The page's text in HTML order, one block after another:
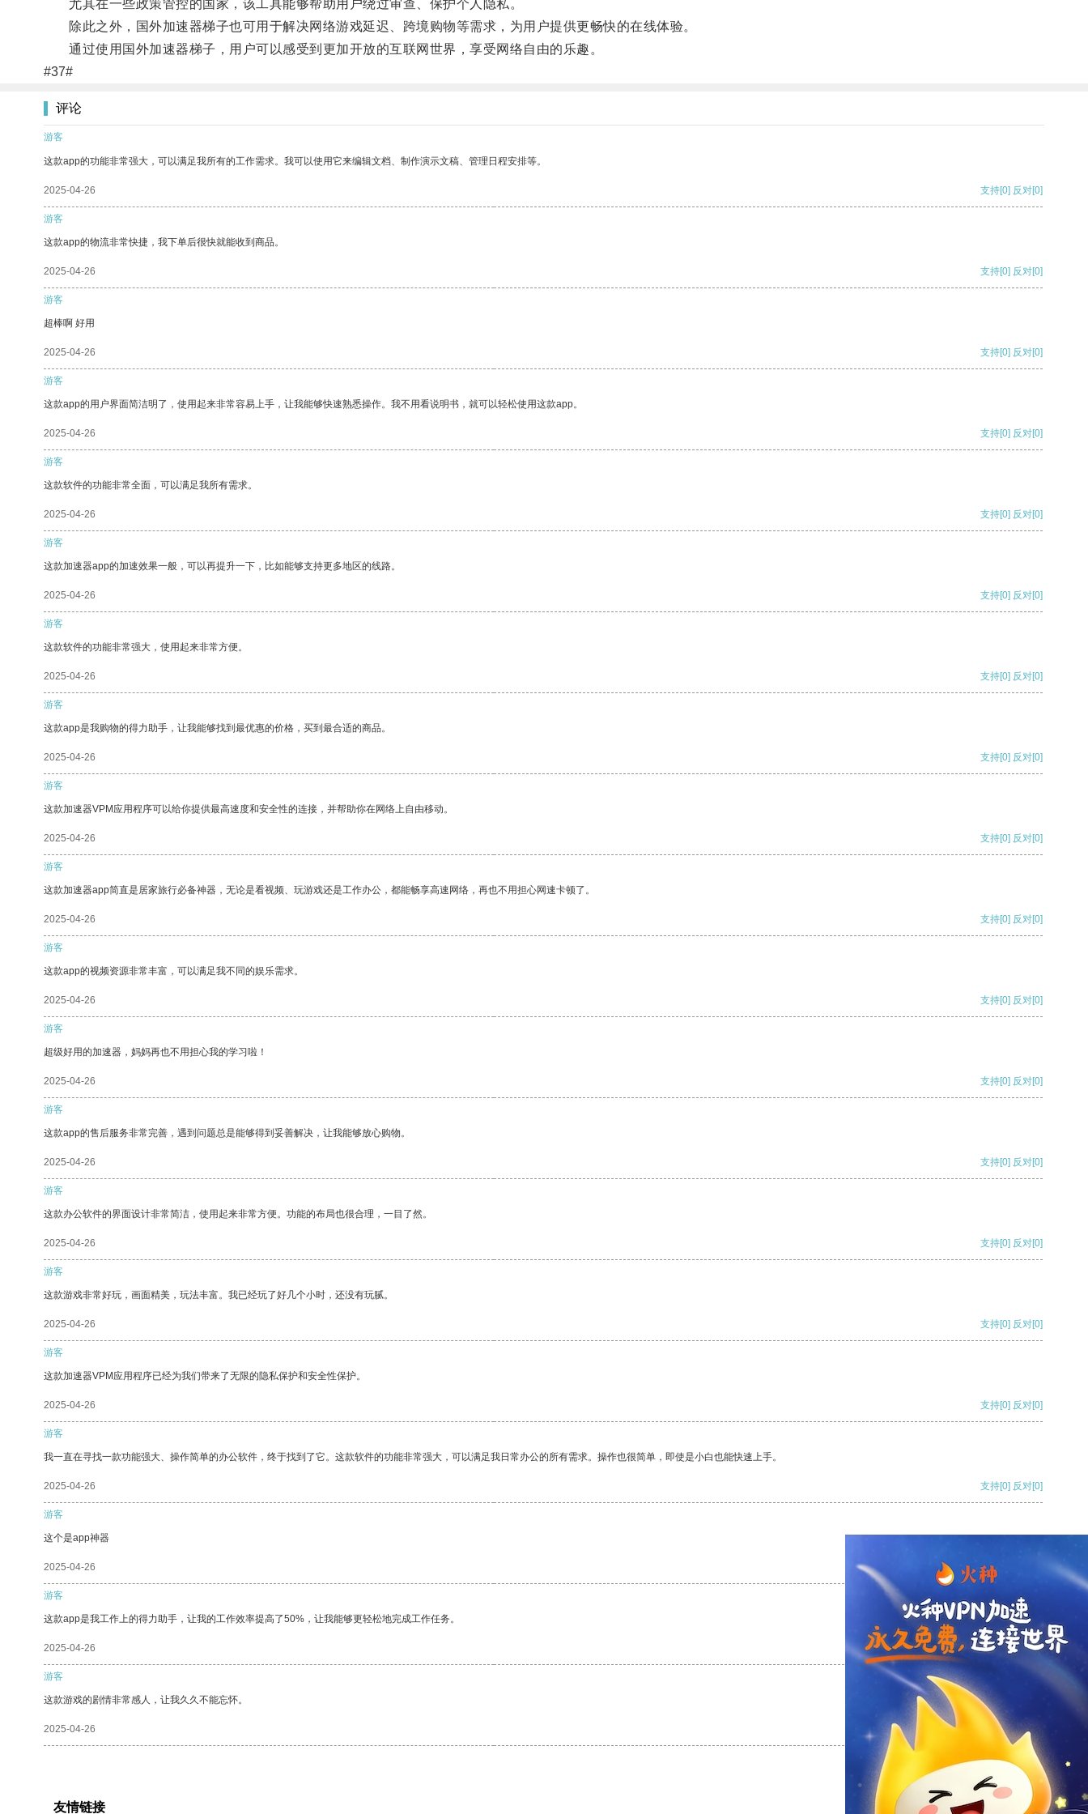
尤其在一些政策管控的国家，该工具能够帮助用户绕过审查、保护个人隐私。
除此之外，国外加速器梯子也可用于解决网络游戏延迟、跨境购物等需求，为用户提供更畅快的在线体验。
通过使用国外加速器梯子，用户可以感受到更加开放的互联网世界，享受网络自由的乐趣。
#37#
评论
游客
这款app的功能非常强大，可以满足我所有的工作需求。我可以使用它来编辑文档、制作演示文稿、管理日程安排等。
2025-04-26 支持[0] 反对[0]
游客
这款app的物流非常快捷，我下单后很快就能收到商品。
2025-04-26 支持[0] 反对[0]
游客
超棒啊 好用
2025-04-26 支持[0] 反对[0]
游客
这款app的用户界面简洁明了，使用起来非常容易上手，让我能够快速熟悉操作。我不用看说明书，就可以轻松使用这款app。
2025-04-26 支持[0] 反对[0]
游客
这款软件的功能非常全面，可以满足我所有需求。
2025-04-26 支持[0] 反对[0]
游客
这款加速器app的加速效果一般，可以再提升一下，比如能够支持更多地区的线路。
2025-04-26 支持[0] 反对[0]
游客
这款软件的功能非常强大，使用起来非常方便。
2025-04-26 支持[0] 反对[0]
游客
这款app是我购物的得力助手，让我能够找到最优惠的价格，买到最合适的商品。
2025-04-26 支持[0] 反对[0]
游客
这款加速器VPM应用程序可以给你提供最高速度和安全性的连接，并帮助你在网络上自由移动。
2025-04-26 支持[0] 反对[0]
游客
这款加速器app简直是居家旅行必备神器，无论是看视频、玩游戏还是工作办公，都能畅享高速网络，再也不用担心网速卡顿了。
2025-04-26 支持[0] 反对[0]
游客
这款app的视频资源非常丰富，可以满足我不同的娱乐需求。
2025-04-26 支持[0] 反对[0]
游客
超级好用的加速器，妈妈再也不用担心我的学习啦！
2025-04-26 支持[0] 反对[0]
游客
这款app的售后服务非常完善，遇到问题总是能够得到妥善解决，让我能够放心购物。
2025-04-26 支持[0] 反对[0]
游客
这款办公软件的界面设计非常简洁，使用起来非常方便。功能的布局也很合理，一目了然。
2025-04-26 支持[0] 反对[0]
游客
这款游戏非常好玩，画面精美，玩法丰富。我已经玩了好几个小时，还没有玩腻。
2025-04-26 支持[0] 反对[0]
游客
这款加速器VPM应用程序已经为我们带来了无限的隐私保护和安全性保护。
2025-04-26 支持[0] 反对[0]
游客
我一直在寻找一款功能强大、操作简单的办公软件，终于找到了它。这款软件的功能非常强大，可以满足我日常办公的所有需求。操作也很简单，即使是小白也能快速上手。
2025-04-26 支持[0] 反对[0]
游客
这个是app神器
2025-04-26 支持
游客
这款app是我工作上的得力助手，让我的工作效率提高了50%，让我能够更轻松地完成工作任务。
2025-04-26 支持[0] 反对[0]
游客
这款游戏的剧情非常感人，让我久久不能忘怀。
2025-04-26 支持[0] 反对[0]
友情链接